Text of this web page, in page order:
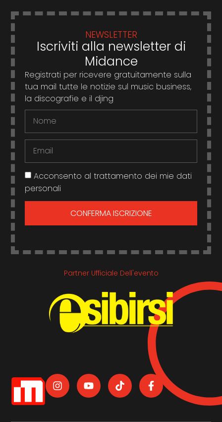
NEWSLETTER
Iscriviti alla newsletter di
Midance
Registrati per ricevere gratuitamente sulla
tua mail tutte le notizie sul music business,
la discografie e il djing
Acconsento al trattamento dei mie dati
personali
CONFERMA ISCRIZIONE
Partner Ufficiale Dell'evento